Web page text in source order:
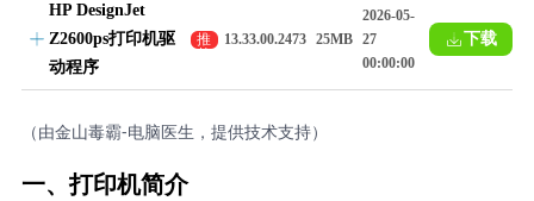
HP DesignJet
Z2600ps打印机驱
动程序
推
荐
13.33.00.2473 25MB
2026-05-
27
00:00:00
下载
（由金山毒霸-电脑医生，提供技术支持）
一、打印机简介